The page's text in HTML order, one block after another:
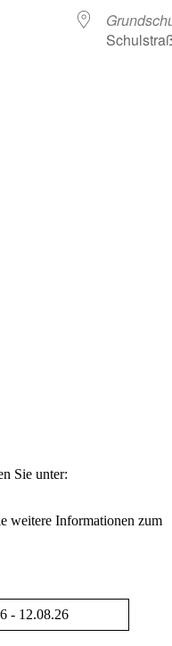
Sie unter:
weitere Informationen zum
- 12.08.26